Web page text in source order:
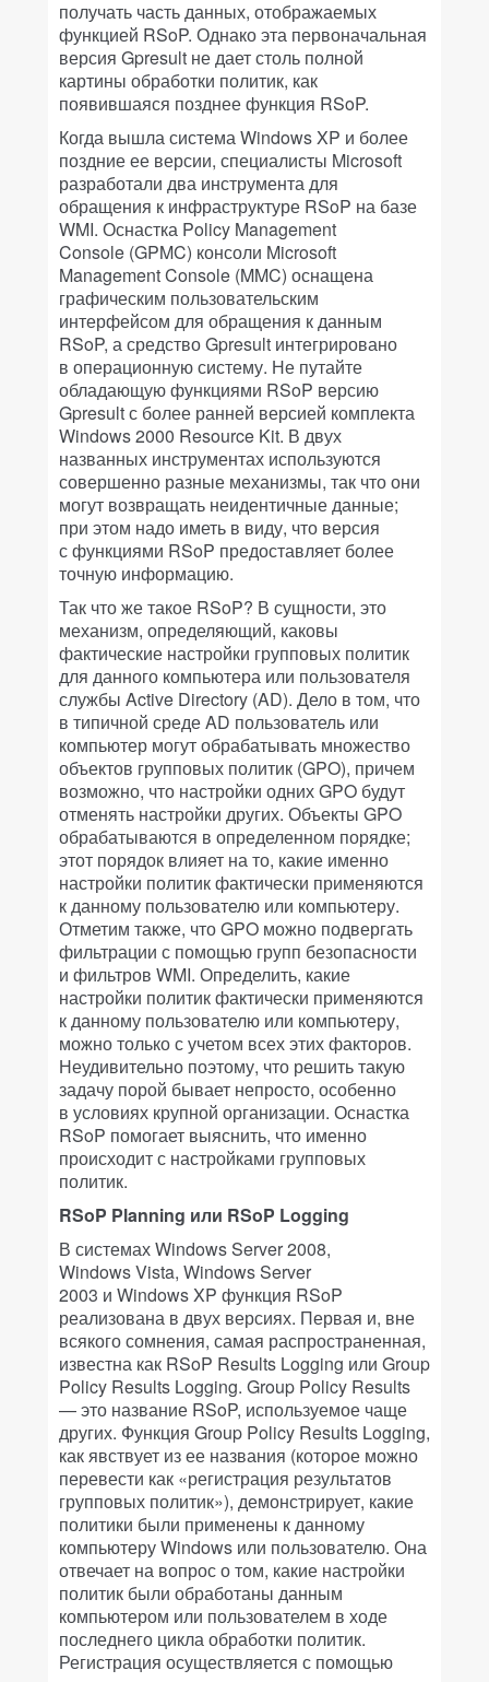
получать часть данных, отображаемых
функцией RSoP. Однако эта первоначальная
версия Gpresult не дает столь полной
картины обработки политик, как
появившаяся позднее функция RSoP.
Когда вышла система Windows XP и более
поздние ее версии, специалисты Microsoft
разработали два инструмента для
обращения к инфраструктуре RSoP на базе
WMI. Оснастка Policy Management
Console (GPMC) консоли Microsoft
Management Console (MMC) оснащена
графическим пользовательским
интерфейсом для обращения к данным
RSoP, а средство Gpresult интегрировано
в операционную систему. Не путайте
обладающую функциями RSoP версию
Gpresult с более ранней версией комплекта
Windows 2000 Resource Kit. В двух
названных инструментах используются
совершенно разные механизмы, так что они
могут возвращать неидентичные данные;
при этом надо иметь в виду, что версия
с функциями RSoP предоставляет более
точную информацию.
Так что же такое RSoP? В сущности, это
механизм, определяющий, каковы
фактические настройки групповых политик
для данного компьютера или пользователя
службы Active Directory (AD). Дело в том, что
в типичной среде AD пользователь или
компьютер могут обрабатывать множество
объектов групповых политик (GPO), причем
возможно, что настройки одних GPO будут
отменять настройки других. Объекты GPO
обрабатываются в определенном порядке;
этот порядок влияет на то, какие именно
настройки политик фактически применяются
к данному пользователю или компьютеру.
Отметим также, что GPO можно подвергать
фильтрации с помощью групп безопасности
и фильтров WMI. Определить, какие
настройки политик фактически применяются
к данному пользователю или компьютеру,
можно только с учетом всех этих факторов.
Неудивительно поэтому, что решить такую
задачу порой бывает непросто, особенно
в условиях крупной организации. Оснастка
RSoP помогает выяснить, что именно
происходит с настройками групповых
политик.
RSoP Planning или RSoP Logging
В системах Windows Server 2008,
Windows Vista, Windows Server
2003 и Windows XP функция RSoP
реализована в двух версиях. Первая и, вне
всякого сомнения, самая распространенная,
известна как RSoP Results Logging или Group
Policy Results Logging. Group Policy Results
— это название RSoP, используемое чаще
других. Функция Group Policy Results Logging,
как явствует из ее названия (которое можно
перевести как «регистрация результатов
групповых политик»), демонстрирует, какие
политики были применены к данному
компьютеру Windows или пользователю. Она
отвечает на вопрос о том, какие настройки
политик были обработаны данным
компьютером или пользователем в ходе
последнего цикла обработки политик.
Регистрация осуществляется с помощью